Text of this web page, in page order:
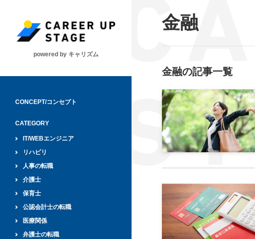
powered by キャリズム
CONCEPT/コンセプト
CATEGORY
IT/WEBエンジニア
リハビリ
人事の転職
介護士
保育士
公認会計士の転職
医療関係
弁護士の転職
金融
金融の記事一覧